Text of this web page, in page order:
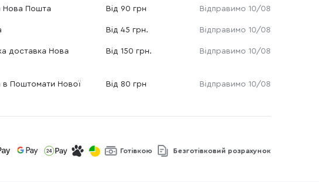
Нова Пошта Від 90 грн Відправимо 10/08
Від 45 грн. Відправимо 10/08
доставка Нова
Від 150 грн. Відправимо 10/08
в Поштомати Нової
Від 80 грн Відправимо 10/08
Готівкою Безготівковий розрахунок